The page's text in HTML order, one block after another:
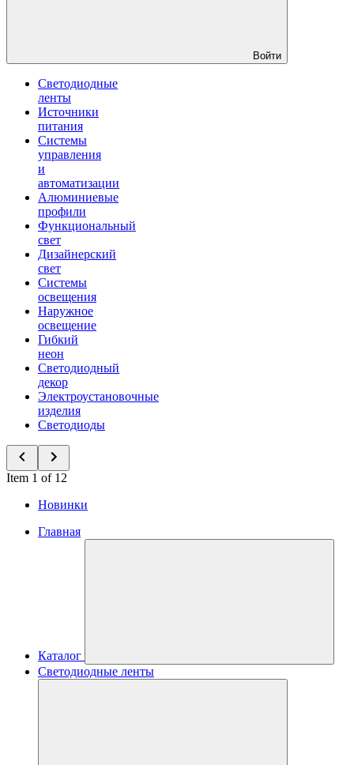
Войти
Светодиодные
ленты
Источники
питания
Системы
управления
и
автоматизации
Алюминиевые
профили
Функциональный
свет
Дизайнерский
свет
Системы
освещения
Наружное
освещение
Гибкий
неон
Светодиодный
декор
Электроустановочные
изделия
Светодиоды
Item 1 of 12
Новинки
Главная
Каталог
Светодиодные ленты